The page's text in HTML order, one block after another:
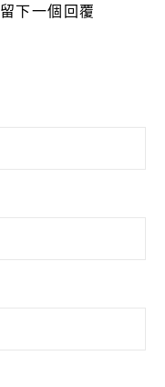
留下一個回覆